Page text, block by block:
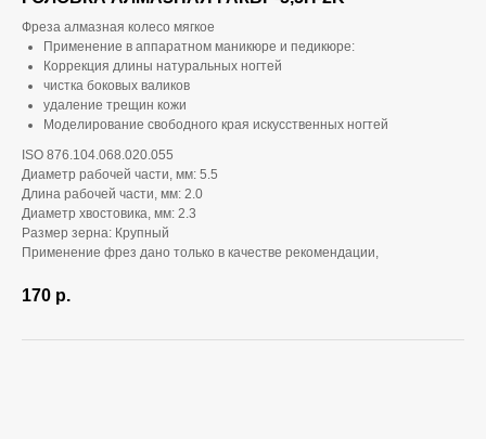
Фреза алмазная колесо мягкое
Применение в аппаратном маникюре и педикюре:
Коррекция длины натуральных ногтей
чистка боковых валиков
удаление трещин кожи
Моделирование свободного края искусственных ногтей
ISO 876.104.068.020.055
Диаметр рабочей части, мм: 5.5
Длина рабочей части, мм: 2.0
Диаметр хвостовика, мм: 2.3
Размер зерна: Крупный
Применение фрез дано только в качестве рекомендации,
170 р.